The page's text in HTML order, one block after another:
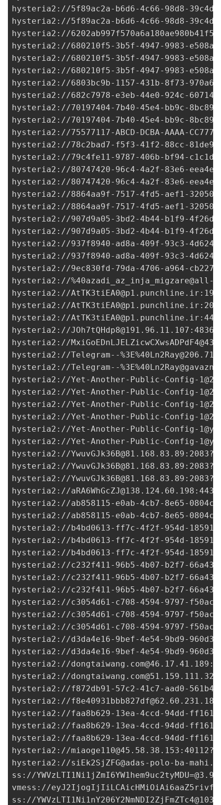
hysteria2://5f89ac2a-b6d6-4c66-98d8-
hysteria2://5f89ac2a-b6d6-4c66-98d8-
hysteria2://
hysteria2://680210f5-3b5f-4947-9983-
hysteria2://680210f5-3b5f-4947-9983-
hysteria2://680210f5-3b5f-4947-9983-
hysteria2://6803bc9b-1157-431b-8f73-
hysteria2://682c7978-e3eb-44e0-924c-
hysteria2://70197404-7b40-45e4-bb9c-
hysteria2://70197404-7b40-45e4-bb9c-
hysteria2://75577117-ABCD-DCBA-AAAA-
hysteria2://78c2bad7-f5f3-41f2-88cc-
hysteria2://79c4fe11-9787-406b-bf94-
hysteria2://80747420-96c4-4a2f-83e6-
hysteria2://80747420-96c4-4a2f-83e6-
hysteria2://8864aa9f-7517-4fd5-aef1-
hysteria2://8864aa9f-7517-4fd5-aef1-
hysteria2://907d9a05-3bd2-4b44-b1f9-
hysteria2://907d9a05-3bd2-4b44-b1f9-
hysteria2://937f8940-ad8a-409f-93c3-
hysteria2://937f8940-ad8a-409f-93c3-
hysteria2://9ec830fd-79da-4706-a964-
hysteria2://%40azadi_az_inja_migzare@all-
hysteria2://AtTK3tiEA0@p1.punchline.ir
hysteria2://AtTK3tiEA0@p1.punchline.ir
hysteria2://AtTK3tiEA0@p1.punchline.ir
hysteria2://JOh7tQHdp8@191.96.11.107
hysteria2://
hysteria2://Telegram--%3E%
hysteria2://Telegram--%3E%
hysteria2://Yet-Another-Public-Config-
hysteria2://Yet-Another-Public-Config-
hysteria2://Yet-Another-Public-Config-
hysteria2://Yet-Another-Public-Config-
hysteria2://Yet-Another-Public-Config-
hysteria2://Yet-Another-Public-Config-
hysteria2://YwuvGJk36B@81.168.83.89
hysteria2://YwuvGJk36B@81.168.83.89
hysteria2://YwuvGJk36B@81.168.83.89
hysteria2://aRA6WhGcZJ@138.124.60.198
hysteria2://ab858115-e0ab-4cb7-8e65-
hysteria2://ab858115-e0ab-4cb7-8e65-
hysteria2://b4bd0613-ff7c-4f2f-954d-
hysteria2://b4bd0613-ff7c-4f2f-954d-
hysteria2://b4bd0613-ff7c-4f2f-954d-
hysteria2://c232f411-96b5-4b07-b2f7-
hysteria2://c232f411-96b5-4b07-b2f7-
hysteria2://c232f411-96b5-4b07-b2f7-
hysteria2://c3054d61-c708-4594-9797-
hysteria2://c3054d61-c708-4594-9797-
hysteria2://c3054d61-c708-4594-9797-
hysteria2://d3da4e16-9bef-4e54-9bd9-
hysteria2://d3da4e16-9bef-4e54-9bd9-
hysteria2://dongtaiwang.com@46.17.41.189
hysteria2://dongtaiwang.com@51.159.111.32
hysteria2://f872db91-57c2-41c7-aad0-
hysteria2://f8e40931bbb827df@62.60.231.189
hysteria2://faa8b629-13ea-4ccd-94dd-
hysteria2://faa8b629-13ea-4ccd-94dd-
hysteria2://faa8b629-13ea-4ccd-94dd-
hysteria2://miaoge110@45.58.38.153
hysteria2://siEk2SjZFG@adas-polo-ba-
ss://
vmess://
ss://